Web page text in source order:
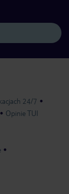
24/7
Opinie TUI